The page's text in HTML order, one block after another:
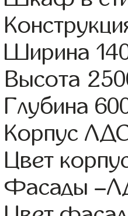
Ширина
Высота
Глубина
Корпус
Цвет
Фасады